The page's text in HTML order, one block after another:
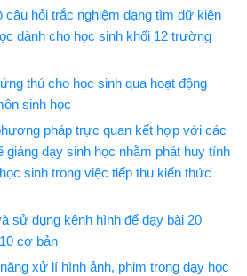
câu hỏi trắc nghiệm dạng tìm dữ kiện
dành cho học sinh khối 12 trường
thú cho học sinh qua hoạt động
sinh học
pháp trực quan kết hợp với các
giảng dạy sinh học nhằm phát huy tính
sinh trong việc tiếp thu kiến thức
sử dụng kênh hình để dạy bài 20
cơ bản
xử lí hình ảnh, phim trong dạy học